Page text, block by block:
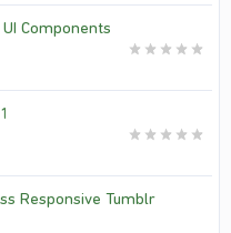
Components
Responsive Tumblr